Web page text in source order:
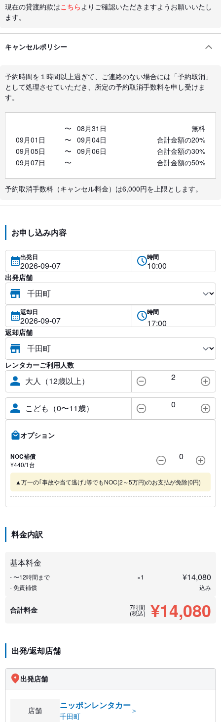
現在の貸渡約款はこちら よりご確認いただきますようお願いいたし
ます。
キャンセルポリシー
予約時間を１時間以上過ぎて、ご連絡のない場合には「予約取消」
として処理させていただき、所定の予約取消手数料を申し受けま
す。
〜 08月31日
無料
09月01日
〜 09月04日
合計金額の20%
09月05日
〜 09月06日
合計金額の30%
09月07日
〜 合計金額の50%
予約取消手数料（キャンセル料金）は6,000円を上限とします。
お申し込み内容
出発日 時間
出発店舗
返却日 時間
返却店舗
レンタカーご利用人数
大人（12歳以上） 2
こども（0〜11歳） 0
オプション
NOC補償
¥440/1台
0
▲万一の｢事故や当て逃げ｣等でもNOC(2～5万円)のお支払が免除(0円)
料金内訳
基本料金
- 〜12時間まで ×1 ¥14,080
- 免責補償 込み
合計料金 7時間
(税込) ¥14,080
出発/返却店舗
出発店舗
店舗 ニッポンレンタカー
千田町
＞